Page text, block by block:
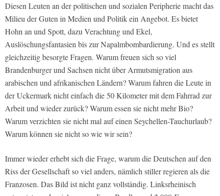
Diesen Leuten an der politischen und sozialen Peripherie macht das
Milieu der Guten in Medien und Politik ein Angebot. Es bietet
Hohn an und Spott, dazu Verachtung und Ekel,
Auslöschungsfantasien bis zur Napalmbombardierung. Und es stellt
gleichzeitig besorgte Fragen. Warum freuen sich so viel
Brandenburger und Sachsen nicht über Armutsmigration aus
arabischen und afrikanischen Ländern? Warum fahren die Leute in
der Uckermark nicht einfach die 50 Kilometer mit dem Fahrrad zur
Arbeit und wieder zurück? Warum essen sie nicht mehr Bio?
Warum verzichten sie nicht mal auf einen Seychellen-Tauchurlaub?
Warum können sie nicht so wie wir sein?
Immer wieder erhebt sich die Frage, warum die Deutschen auf den
Riss der Gesellschaft so viel anders, nämlich stiller regieren als die
Franzosen. Das Bild ist nicht ganz vollständig. Linksrheinisch